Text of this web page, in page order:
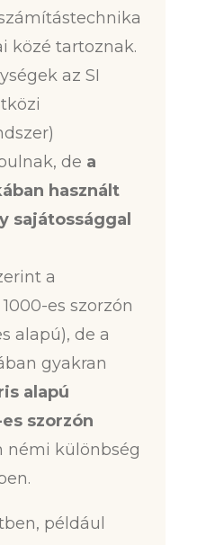
közé tartoznak.
az SI
de a
használt
sajátossággal
a
es szorzón
alapú), de a
gyakran
alapú
szorzón
némi különbség
például